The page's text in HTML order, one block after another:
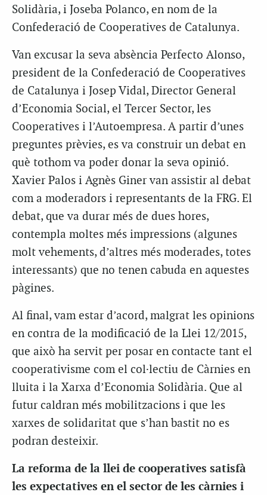
Solidària, i Joseba Polanco, en nom de la
Confederació de Cooperatives de Catalunya.
Van excusar la seva absència Perfecto Alonso,
president de la Confederació de Cooperatives
de Catalunya i Josep Vidal, Director General
d’Economia Social, el Tercer Sector, les
Cooperatives i l’Autoempresa. A partir d’unes
preguntes prèvies, es va construir un debat en
què tothom va poder donar la seva opinió.
Xavier Palos i Agnès Giner van assistir al debat
com a moderadors i representants de la FRG. El
debat, que va durar més de dues hores,
contempla moltes més impressions (algunes
molt vehements, d’altres més moderades, totes
interessants) que no tenen cabuda en aquestes
pàgines.
Al final, vam estar d’acord, malgrat les opinions
en contra de la modificació de la Llei 12/2015,
que això ha servit per posar en contacte tant el
cooperativisme com el col·lectiu de Càrnies en
lluita i la Xarxa d’Economia Solidària. Que al
futur caldran més mobilitzacions i que les
xarxes de solidaritat que s’han bastit no es
podran desteixir.
La reforma de la llei de cooperatives satisfà
les expectatives en el sector de les càrnies i